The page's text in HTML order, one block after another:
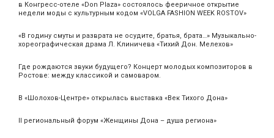
в Конгресс-отеле «Don Plaza» состоялось фееричное открытие
недели моды с культурным кодом «VOLGA FASHION WEEK ROSTOV»
«В годину смуты и разврата не осудите, братья, брата…» Музыкально-
хореографическая драма Л. Клиничева «Тихий Дон. Мелехов»
Где рождаются звуки будущего? Концерт молодых композиторов в
Ростове: между классикой и самоваром.
В «Шолохов-Центре» открылась выставка «Век Тихого Дона»
II региональный форум «Женщины Дона – душа региона»